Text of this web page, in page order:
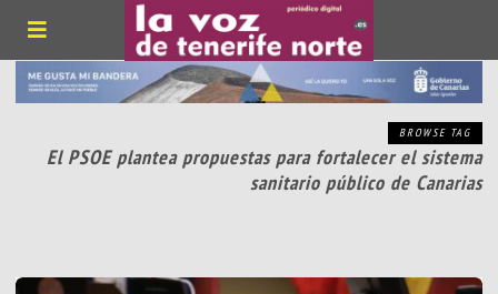
BROWSE TAG
El PSOE plantea propuestas para fortalecer el sistema
sanitario público de Canarias